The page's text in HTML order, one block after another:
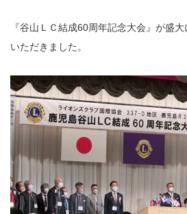
『谷山ＬＣ結成60周年記念大会』が盛
いただきました。